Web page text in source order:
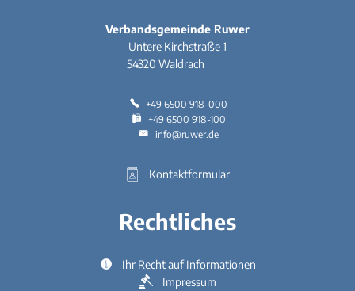
Verbandsgemeinde Ruwer
Untere Kirchstraße 1
54320 Waldrach
+49 6500 918-000
+49 6500 918-100
info@ruwer.de
Kontaktformular
Rechtliches
Ihr Recht auf Informationen
Impressum